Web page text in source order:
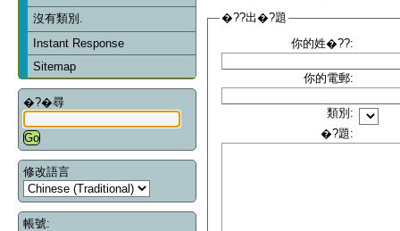
沒有類別.
Instant Response
Sitemap
�?�尋
修改語言
帳號:
�??出�?題
你的姓�??:
你的電郵:
類別:
�?題: